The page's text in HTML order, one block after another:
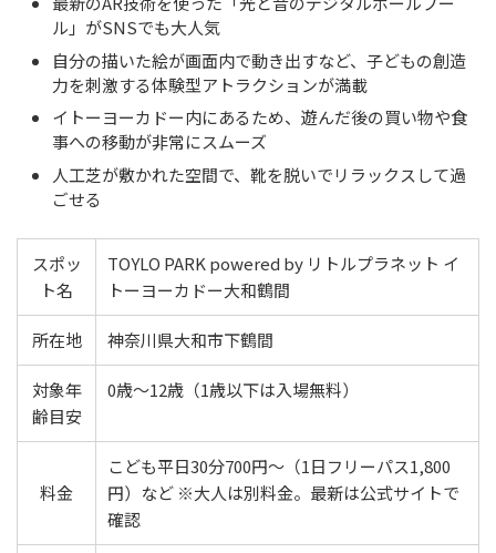
ル」がSNSでも大人気
自分の描いた絵が画面内で動き出すなど、子どもの創造
力を刺激する体験型アトラクションが満載
イトーヨーカドー内にあるため、遊んだ後の買い物や食
事への移動が非常にスムーズ
人工芝が敷かれた空間で、靴を脱いでリラックスして過
ごせる
スポッ
ト名
TOYLO PARK powered by リトルプラネット イ
トーヨーカドー大和鶴間
所在地 神奈川県大和市下鶴間
対象年
齢目安
0歳〜12歳（1歳以下は入場無料）
料金
こども平日30分700円〜（1日フリーパス1,800
円）など ※大人は別料金。最新は公式サイトで
確認